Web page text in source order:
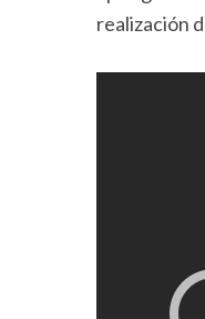
realización